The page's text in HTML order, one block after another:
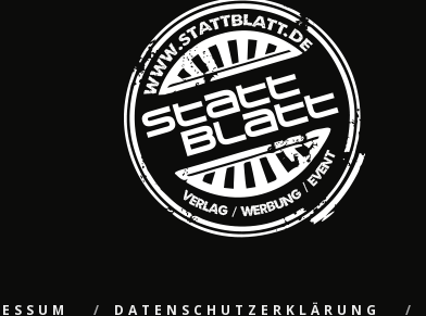
DATENSCHUTZERKLÄRUNG